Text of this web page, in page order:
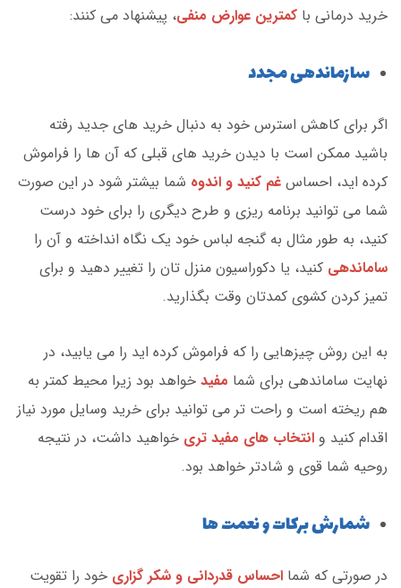
خرید درمانی با کمترین عوارض منفی، پیشنهاد می کنند:
سازماندهی مجدد
اگر برای کاهش استرس خود به دنبال خرید های جدید رفته
باشید ممکن است با دیدن خرید های قبلی که آن ها را فراموش
کرده اید، احساس غم کنید و اندوه شما بیشتر شود در این صورت
شما می توانید برنامه ریزی و طرح دیگری را برای خود درست
کنید، به طور مثال به گنجه لباس خود یک نگاه انداخته و آن را
ساماندهی کنید، یا دکوراسیون منزل تان را تغییر دهید و برای
تمیز کردن کشوی کمدتان وقت بگذارید.
به این روش چیزهایی را که فراموش کرده اید را می یابید، در
نهایت ساماندهی برای شما مفید خواهد بود زیرا محیط کمتر به
هم ریخته است و راحت تر می توانید برای خرید وسایل مورد نیاز
اقدام کنید و انتخاب های مفید تری خواهید داشت، در نتیجه
روحیه شما قوی و شادتر خواهد بود.
شمارش برکات و نعمت ها
در صورتی که شما احساس قدردانی و شکر گزاری خود را تقویت